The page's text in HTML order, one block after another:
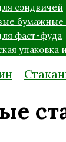
сэндвичей
бумажные
фаст-фуда
упаковка